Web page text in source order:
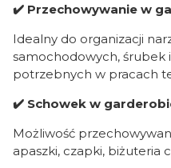
✔️ Przechowywanie w
Idealny do organizacji
samochodowych,
potrzebnych w pracach
✔️ Schowek w
Możliwość
apaszki, czapki, biżuteria